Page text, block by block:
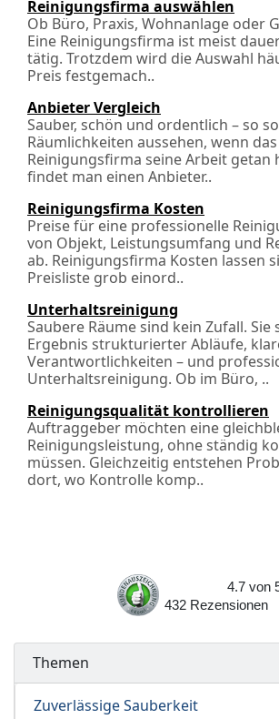
Reinigungsfirma auswählen
Ob Büro, Praxis, Wohnanlage oder
Eine Reinigungsfirma ist meist
tätig. Trotzdem wird die Auswahl
Preis festgemach..
Anbieter Vergleich
Sauber, schön und ordentlich – so
Räumlichkeiten aussehen, wenn
Reinigungsfirma seine Arbeit getan
findet man einen Anbieter..
Reinigungsfirma Kosten
Preise für eine professionelle
von Objekt, Leistungsumfang und
ab. Reinigungsfirma Kosten lassen
Preisliste grob einord..
Unterhaltsreinigung
Saubere Räume sind kein Zufall. Sie
Ergebnis strukturierter Abläufe,
Verantwortlichkeiten – und
Unterhaltsreinigung. Ob im Büro, ..
Reinigungsqualität kontrollieren
Auftraggeber möchten eine
Reinigungsleistung, ohne ständig
müssen. Gleichzeitig entstehen
dort, wo Kontrolle komp..
4.7 von
432
Rezensionen
Themen
Zuverlässige Sauberkeit